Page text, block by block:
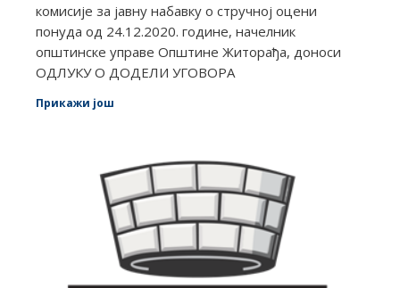
комисије за јавну набавку о стручној оцени
понуда од 24.12.2020. године, начелник
општинске управе Општине Житорађа, доноси
ОДЛУКУ О ДОДЕЛИ УГОВОРА
Прикажи још